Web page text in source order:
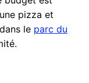
pizza et
le parc du